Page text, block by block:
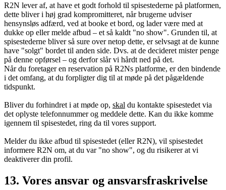
R2N lever af, at have et godt forhold til spisestederne på platformen,
dette bliver i høj grad kompromitteret, når brugerne udviser
hensynsløs adfærd, ved at booke et bord, og lader være med at
dukke op eller melde afbud – et så kaldt "no show". Grunden til, at
spisestederne bliver så sure over netop dette, er selvsagt at de kunne
have "solgt" bordet til anden side. Dvs. at de decideret mister penge
på denne opførsel – og derfor slår vi hårdt ned på det.
Når du foretager en reservation på R2Ns platforme, er den bindende
i det omfang, at du forpligter dig til at møde på det pågældende
tidspunkt.
Bliver du forhindret i at møde op, skal du kontakte spisestedet via
det oplyste telefonnummer og meddele dette. Kan du ikke komme
igennem til spisestedet, ring da til vores support.
Melder du ikke afbud til spisestedet (eller R2N), vil spisestedet
informere R2N om, at du var "no show", og du risikerer at vi
deaktiverer din profil.
13. Vores ansvar og ansvarsfraskrivelse